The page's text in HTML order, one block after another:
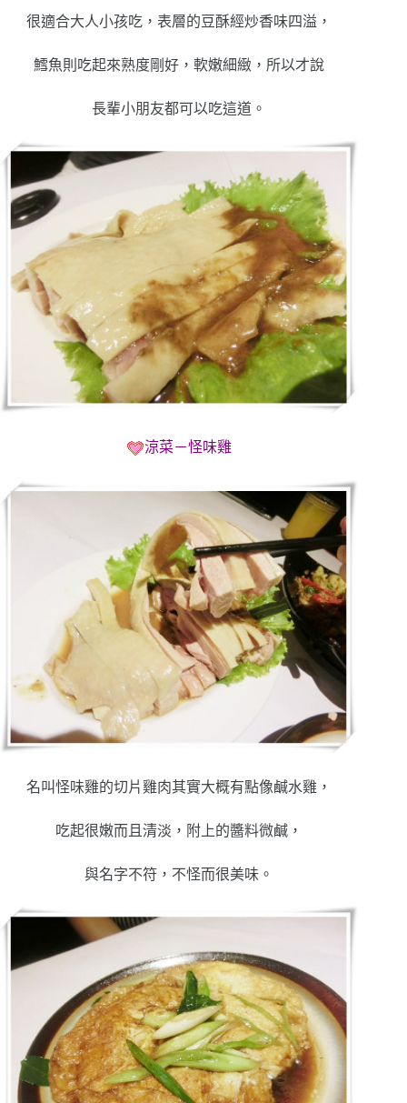
很適合大人小孩吃，表層的豆酥經炒香味四溢，
鱈魚則吃起來熟度剛好，軟嫩細緻，所以才說
長輩小朋友都可以吃這道。
涼菜－怪味雞
名叫怪味雞的切片雞肉其實大概有點像鹹水雞，
吃起很嫩而且清淡，附上的醬料微鹹，
與名字不符，不怪而很美味。